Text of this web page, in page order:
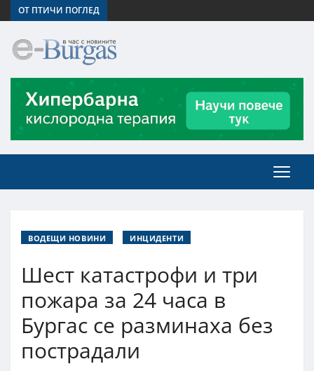
ОТ ПТИЧИ ПОГЛЕД
ВОДЕЩИ НОВИНИ ИНЦИДЕНТИ
Шест катастрофи и три
пожара за 24 часа в
Бургас се разминаха без
пострадали